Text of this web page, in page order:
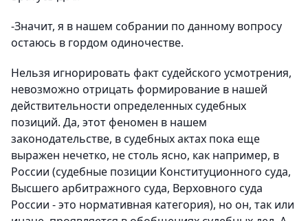
-Значит, я в нашем собрании по данному вопросу
остаюсь в гордом одиночестве.
Нельзя игнорировать факт судейского усмотрения,
невозможно отрицать формирование в нашей
действительности определенных судебных
позиций. Да, этот феномен в нашем
законодательстве, в судебных актах пока еще
выражен нечетко, не столь ясно, как например, в
России (судебные позиции Конституционного суда,
Высшего арбитражного суда, Верховного суда
России - это нормативная категория), но он, так или